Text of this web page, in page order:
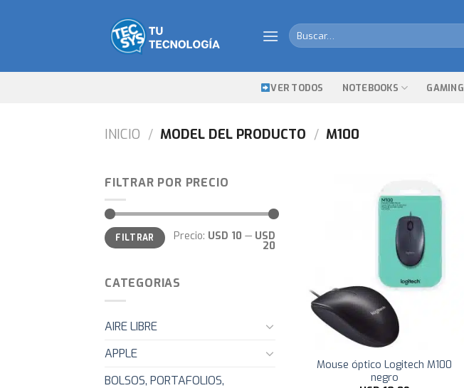
Buscar
por:
VER TODOS NOTEBOOKS GAMING
INICIO / MODEL DEL PRODUCTO / M100
FILTRAR POR PRECIO
Precio
mínimo
Precio
máximo
FILTRAR Precio: USD 10 — USD
20
CATEGORIAS
AIRE LIBRE
APPLE
BOLSOS, PORTAFOLIOS,
Mouse óptico Logitech M100
negro